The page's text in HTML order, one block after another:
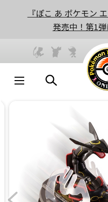
『ぽこ あ ポケモン
発売中！第1